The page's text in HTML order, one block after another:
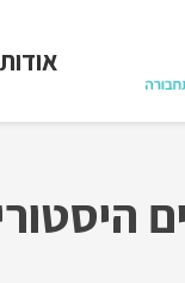
אודות